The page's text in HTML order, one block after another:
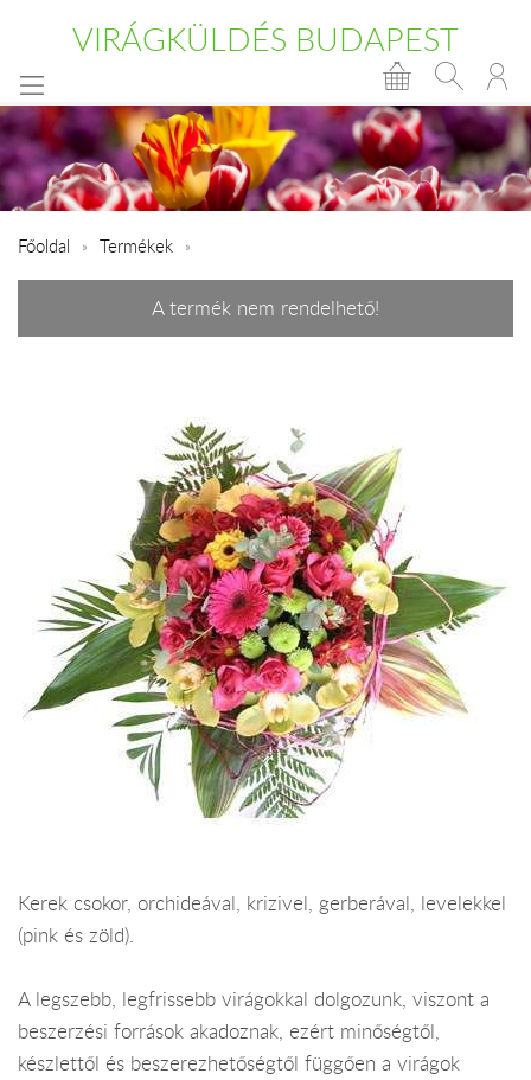
VIRÁGKÜLDÉS BUDAPEST
Főoldal Termékek
A termék nem rendelhető!
Kerek csokor, orchideával, krizivel, gerberával, levelekkel
(pink és zöld).
A legszebb, legfrissebb virágokkal dolgozunk, viszont a
beszerzési források akadoznak, ezért minőségtől,
készlettől és beszerezhetőségtől függően a virágok